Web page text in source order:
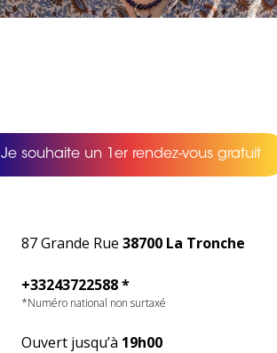
Je souhaite un 1er rendez-vous gratuit
87 Grande Rue 38700 La Tronche
+33243722588 *
*Numéro national non surtaxé
Ouvert jusqu’à 19h00